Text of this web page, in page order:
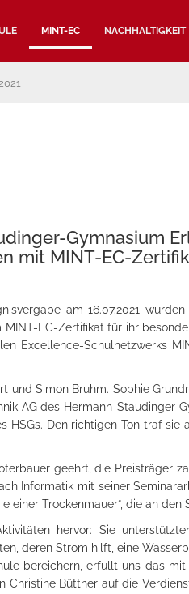
MINT-EC NACHHALTIGKEIT
Gymnasium
mit MINT-EC-
am 16.07.2021
EC-Zertifikat für ihr
Excellence-Schulnetzwerks
und Simon Bruhm. Sophie
AG des Hermann-
Den richtigen Ton traf
geehrt, die Preisträger
Informatik mit seiner
einer Trockenmauer“, die an
hervor: Sie
deren Strom hilft, eine
bereichern, erfüllt uns das
Christine Büttner auf die